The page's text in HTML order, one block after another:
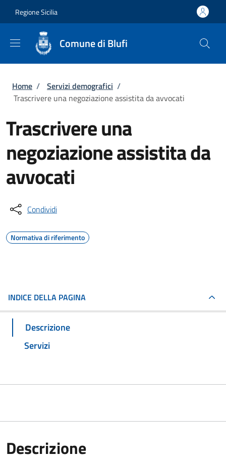
Regione Sicilia
Comune di Blufi
Briciole di pane
Home / Servizi demografici /
Trascrivere una negoziazione assistita da avvocati
Trascrivere una
negoziazione assistita da
avvocati
Condividi
Normativa di riferimento
INDICE DELLA PAGINA
Descrizione
Servizi
Descrizione